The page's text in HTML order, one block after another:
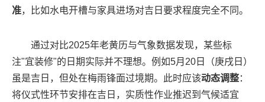
准，比如水电开槽与家具进场对吉日要求程度完全不同。
通过对比2025年老黄历与气象数据发现，某些标
注"宜装修"的日期实际并不理想。例如5月20日（庚戌日）
虽是吉日，但处在梅雨锋面过境期。此时应该动态调整：
将仪式性环节安排在吉日，实质性作业推迟到气候适宜